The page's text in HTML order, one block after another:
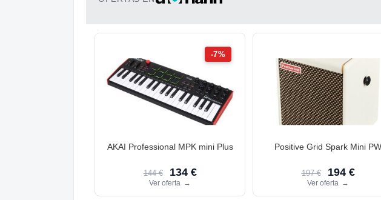
-7%
AKAI Professional MPK mini Plus
144 € 134 €
Ver oferta →
Positive Grid Spark Mini PW
197 € 194 €
Ver oferta →